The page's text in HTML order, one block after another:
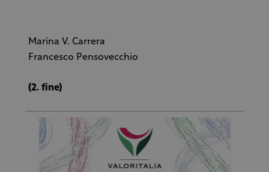
Marina V. Carrera
Francesco Pensovecchio
(2. fine)